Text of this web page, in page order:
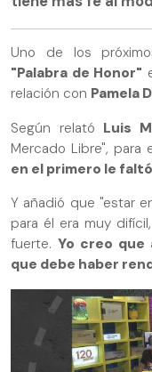
Uno de los
"Palabra de Honor"
relación con Pamela
Según relató Luis
Mercado Libre", para
en el primero le
Y añadió que "estar
para él era muy
fuerte.Yo creo que
que debe haber